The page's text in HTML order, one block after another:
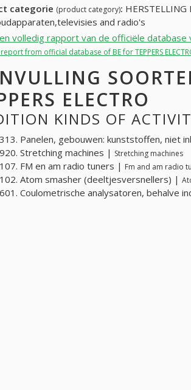
categorie (product category): HERSTELLING
and radio's
volledig rapport van de officiële database
from official database of BE for TEPPERS
ELECTRO
KINDS OF
Panelen, gebouwen: kunststoffen, niet
Stretching machines | Stretching machines
FM en am radio tuners | Fm and am radio
Atom smasher (deeltjesversnellers) |
Coulometrische analysatoren, behalve